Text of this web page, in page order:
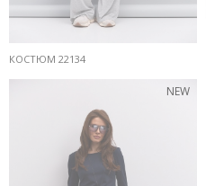
КОСТЮМ 22134
NEW